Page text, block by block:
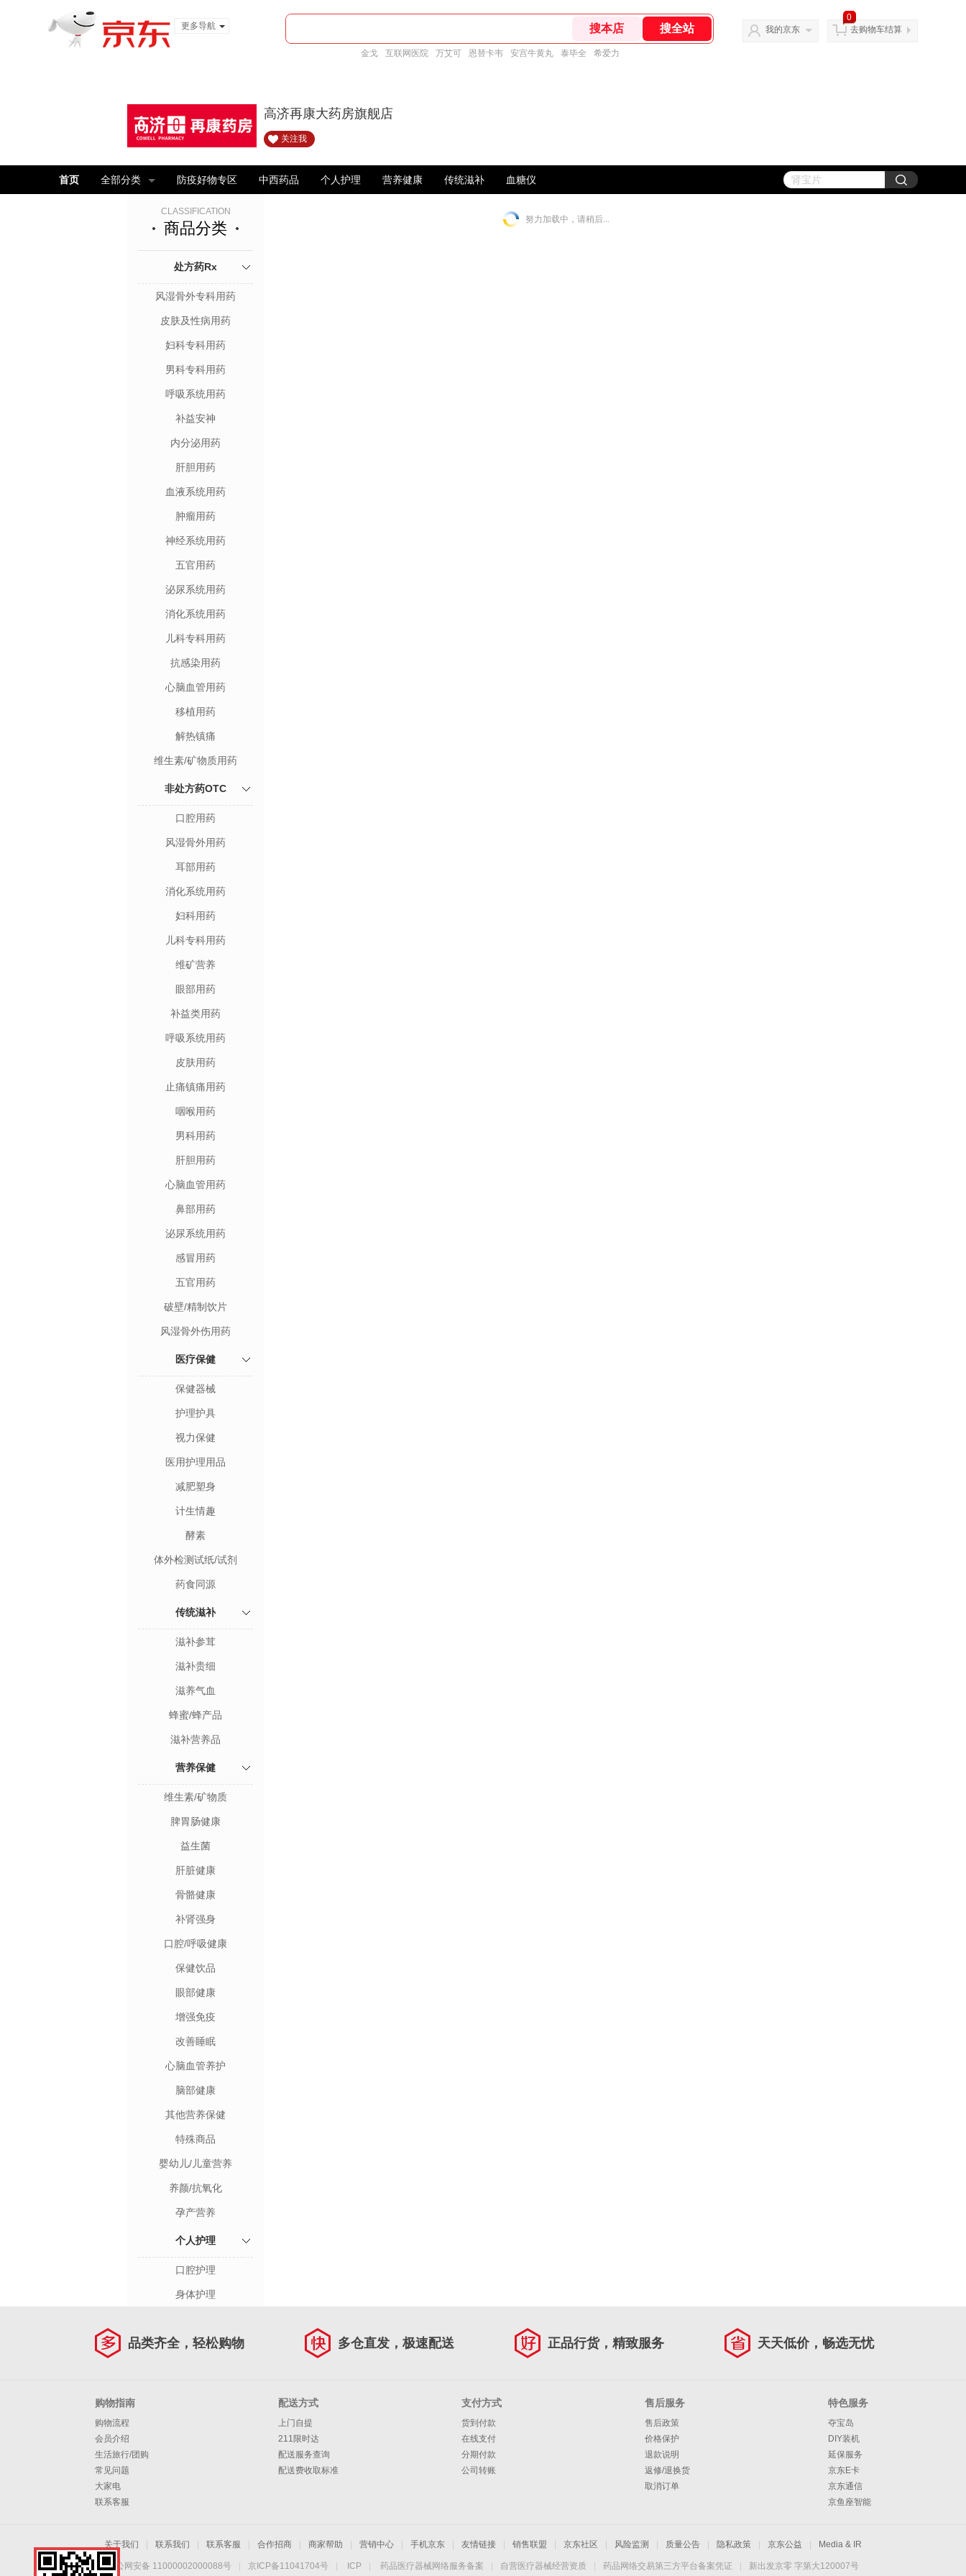
更多导航
金戈 互联网医院 万艾可 恩替卡韦 安宫牛黄丸 泰毕全 希爱力
我的京东
0
去购物车结算
高济再康大药房旗舰店
关注我
首页 全部分类 防疫好物专区 中西药品 个人护理 营养健康 传统滋补 血糖仪
CLASSIFICATION
商品分类
处方药Rx
风湿骨外专科用药
皮肤及性病用药
妇科专科用药
男科专科用药
呼吸系统用药
补益安神
内分泌用药
肝胆用药
血液系统用药
肿瘤用药
神经系统用药
五官用药
泌尿系统用药
消化系统用药
儿科专科用药
抗感染用药
心脑血管用药
移植用药
解热镇痛
维生素/矿物质用药
非处方药OTC
口腔用药
风湿骨外用药
耳部用药
消化系统用药
妇科用药
儿科专科用药
维矿营养
眼部用药
补益类用药
呼吸系统用药
皮肤用药
止痛镇痛用药
咽喉用药
男科用药
肝胆用药
心脑血管用药
鼻部用药
泌尿系统用药
感冒用药
五官用药
破壁/精制饮片
风湿骨外伤用药
医疗保健
保健器械
护理护具
视力保健
医用护理用品
减肥塑身
计生情趣
酵素
体外检测试纸/试剂
药食同源
传统滋补
滋补参茸
滋补贵细
滋养气血
蜂蜜/蜂产品
滋补营养品
营养保健
维生素/矿物质
脾胃肠健康
益生菌
肝脏健康
骨骼健康
补肾强身
口腔/呼吸健康
保健饮品
眼部健康
增强免疫
改善睡眠
心脑血管养护
脑部健康
其他营养保健
特殊商品
婴幼儿/儿童营养
养颜/抗氧化
孕产营养
个人护理
口腔护理
身体护理
努力加载中，请稍后...
品类齐全，轻松购物 多仓直发，极速配送 正品行货，精致服务 天天低价，畅选无忧
购物指南
购物流程
会员介绍
生活旅行/团购
常见问题
大家电
联系客服
配送方式
上门自提
211限时达
配送服务查询
配送费收取标准
支付方式
货到付款
在线支付
分期付款
公司转账
售后服务
售后政策
价格保护
退款说明
返修/退换货
取消订单
特色服务
夺宝岛
DIY装机
延保服务
京东E卡
京东通信
京鱼座智能
关于我们 联系我们 联系客服 合作招商 商家帮助 营销中心 手机京东 友情链接 销售联盟 京东社区 风险监测 质量公告 隐私政策 京东公益 Media & IR
京公网安备 11000002000088号 京ICP备11041704号 ICP 药品医疗器械网络服务备案 自营医疗器械经营资质 药品网络交易第三方平台备案凭证 新出发京零 字第大120007号